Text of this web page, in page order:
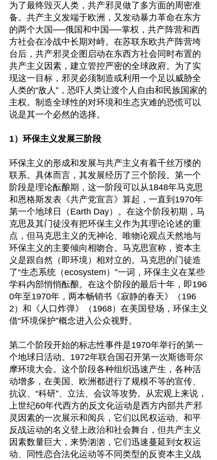
为了最终毁灭人类，共产邪灵做了多方面的周密准
备。共产主义发端于欧洲，又发动暴力革命在东方
的两个大国──俄国和中国──掌权，共产阵营和西
方社会在冷战中长期对峙。在苏联东欧共产阵营垮
台后，共产邪灵企图启动在东西方社会同时布置的
共产主义因素，建立管控严密的全球政府。为了实
现这一目标，邪灵必须制造或利用一个足以威胁全
人类的“敌人”，恐吓人类让渡个人自由和民族国家的
主权。制造全球性的对环境和生态灾难的恐慌可以
说是其一个必然的选择。
1）环保主义发展三阶段
环保主义的形成和发展与共产主义有着千丝万缕的
联系。具体而言，其发展经历了三个阶段。第一个
阶段是理论酝酿期，这一阶段可以从1848年马克思
和恩格斯发表《共产党宣言》算起，一直到1970年
第一个地球日（Earth Day）。在这个阶段初期，马
克思及其门徒没有把环保主义作为其理论论述的重
点，但马克思主义的无神论、唯物论观点天然地与
环保主义的主要倾向相吻合。马克思宣称，资本主
义是跟自然（即环境）相对立的。马克思的门徒造
了“生态系统（ecosystem）”一词，环保主义在某些
学科内部悄悄酝酿。在这个阶段的最后十年，即196
0年至1970年，两本畅销书《寂静的春天》（196
2）和《人口炸弹》（1968）在美国登场，环保主义
借“环境保护”概念进入公众视野。
第二个阶段开始的标志性事件是1970年举行的第一
个地球日活动。1972年联合国召开第一次斯德哥尔
摩环境大会。这个阶段各种组织迅速产生，各种活
动增多，在美国、欧洲都进行了规模不等的宣传、
抗议、“科研”、立法、会议等攻势。从宏观上来说，
上世纪60年代西方的反文化运动是西方内部共产邪
灵因素的一次展示和阅兵，它们以民权运动、和平
反战运动的名义登上政治和社会舞台，但共产主义
因素数量巨大，来势汹汹，它们迅速蔓延到女权运
动、同性恋合法化运动等不同类型的反资本主义战